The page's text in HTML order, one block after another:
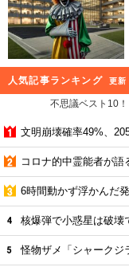
人気記事ランキング 更新
不思議ベスト10！
文明崩壊確率49%、
コロナ的中霊能者が語
6時間動かず浮かんだ
核爆弾で小惑星は破壊
怪物ザメ「シャークジ